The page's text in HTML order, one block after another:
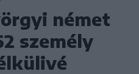
német
személy